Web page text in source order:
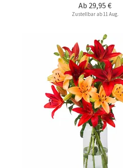
Ab 29,95 €
Zustellbar ab 11 Aug.